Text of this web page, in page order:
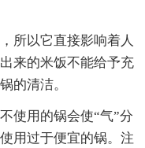
以它直接影响着人
来的米饭不能给予充
的清洁。
用的锅会使“气”分
用过于便宜的锅。注